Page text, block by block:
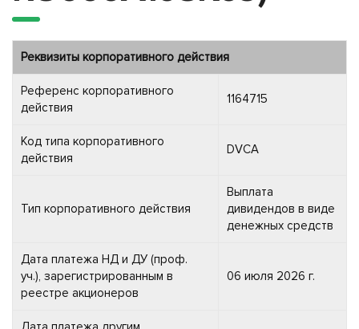
Реквизиты корпоративного действия
Референс корпоративного
действия
1164715
Код типа корпоративного
действия
DVCA
Тип корпоративного действия
Выплата
дивидендов в виде
денежных средств
Дата платежа НД и ДУ (проф.
уч.), зарегистрированным в
реестре акционеров
06 июля 2026 г.